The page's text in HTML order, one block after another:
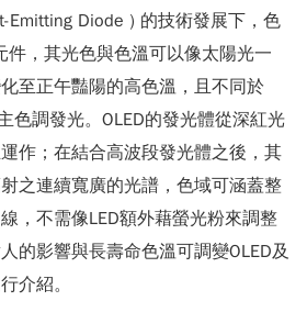
Emitting Diode ) 的技術發展下，色
件，其光色與色溫可以像太陽光一
至正午豔陽的高色溫，且不同於
色調發光。OLED的發光體從深紅光
作；在結合高波段發光體之後，其
之連續寬廣的光譜，色域可涵蓋整
，不需像LED額外藉螢光粉來調整
的影響與長壽命色溫可調變OLED及
介紹。